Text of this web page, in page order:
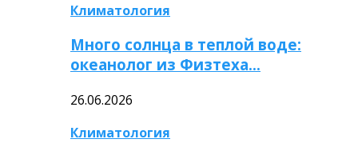
Климатология
Много солнца в теплой воде:
океанолог из Физтеха…
26.06.2026
Климатология